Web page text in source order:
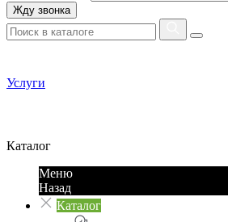
Жду звонка
Услуги
Каталог
Меню
Назад
Каталог